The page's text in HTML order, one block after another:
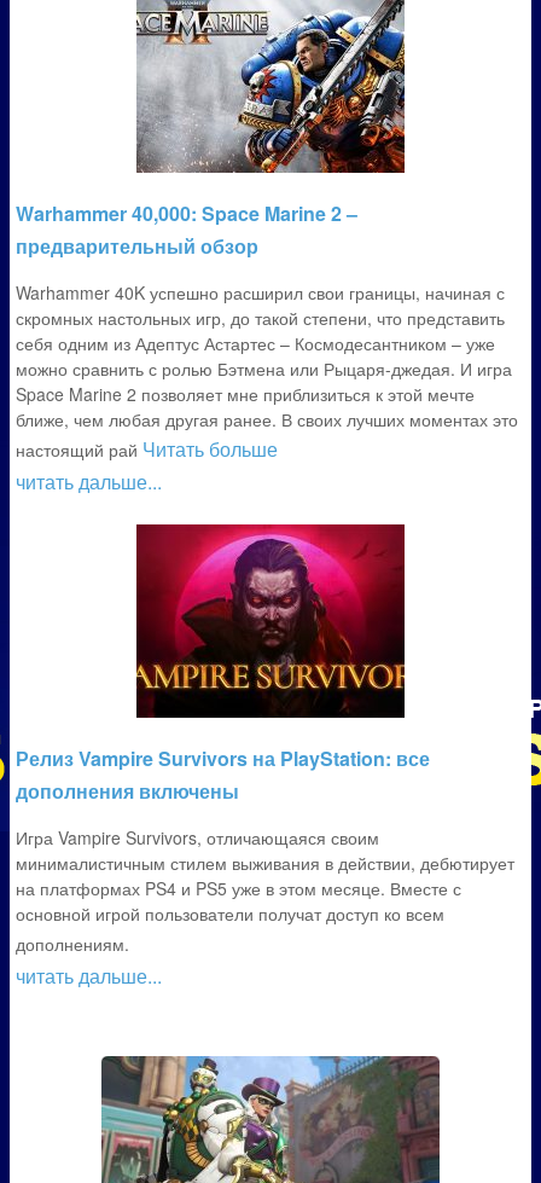
Warhammer 40,000: Space Marine 2 –
предварительный обзор
Warhammer 40K успешно расширил свои границы, начиная с
скромных настольных игр, до такой степени, что представить
себя одним из Адептус Астартес – Космодесантником – уже
можно сравнить с ролью Бэтмена или Рыцаря-джедая. И игра
Space Marine 2 позволяет мне приблизиться к этой мечте
ближе, чем любая другая ранее. В своих лучших моментах это
настоящий рай Читать больше
читать дальше...
Релиз Vampire Survivors на PlayStation: все
дополнения включены
Игра Vampire Survivors, отличающаяся своим
минималистичным стилем выживания в действии, дебютирует
на платформах PS4 и PS5 уже в этом месяце. Вместе с
основной игрой пользователи получат доступ ко всем
дополнениям.
читать дальше...